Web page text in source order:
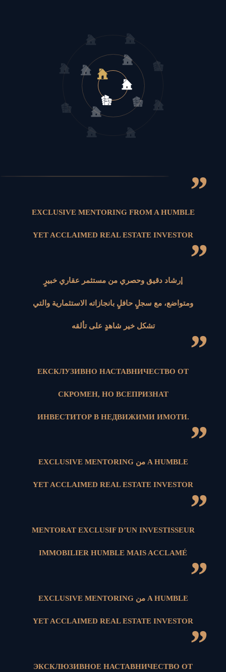
”
EXCLUSIVE MENTORING FROM A HUMBLE
YET ACCLAIMED REAL ESTATE INVESTOR
”
إرشاد دقيق وحصري من مستثمر عقاري خبيرٍ
ومتواضع، مع سجلٍ حافلٍ بانجازاته الاستثمارية والتي
تشكل خير شاهدٍ على تألقه
”
ЕКСКЛУЗИВНО НАСТАВНИЧЕСТВО ОТ
СКРОМЕН, НО ВСЕПРИЗНАТ
ИНВЕСТИТОР В НЕДВИЖИМИ ИМОТИ.
”
EXCLUSIVE MENTORING من A HUMBLE
YET ACCLAIMED REAL ESTATE INVESTOR
”
MENTORAT EXCLUSIF D’UN INVESTISSEUR
IMMOBILIER HUMBLE MAIS ACCLAMÉ
”
EXCLUSIVE MENTORING من A HUMBLE
YET ACCLAIMED REAL ESTATE INVESTOR
”
ЭКСКЛЮЗИВНОЕ НАСТАВНИЧЕСТВО ОТ